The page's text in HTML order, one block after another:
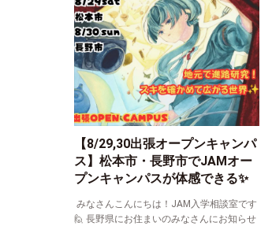
【8/29,30出張オープンキャンパ
ス】松本市・長野市でJAMオー
プンキャンパスが体感できる✨
みなさんこんにちは！JAM入学相談室です
🙋 長野県にお住まいのみなさんにお知らせ